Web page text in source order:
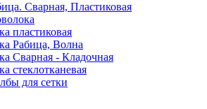
Сварная, Пластиковая
пластиковая
Рабица, Волна
Сварная - Кладочная
стеклотканевая
для сетки